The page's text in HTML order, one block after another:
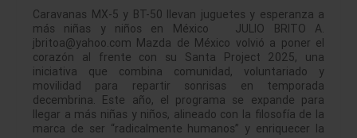
Caravanas MX-5 y BT-50 llevan juguetes y esperanza a
más niñas y niños en México JULIO BRITO A.
jbritoa@yahoo.com Mazda de México volvió a poner el
corazón al frente con su Santa Project 2025, una
iniciativa que combina comunidad, voluntariado y
movilidad para repartir sonrisas en temporada
decembrina. Este año, el programa se expande para
llegar a más niñas y niños, alineado con la filosofía de la
marca de ser “radicalmente humanos” y enriquecer la